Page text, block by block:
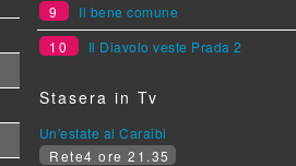
9
Il bene comune
10
Il Diavolo veste Prada 2
Stasera in Tv
Un'estate ai Caraibi
Rete4 ore 21.35